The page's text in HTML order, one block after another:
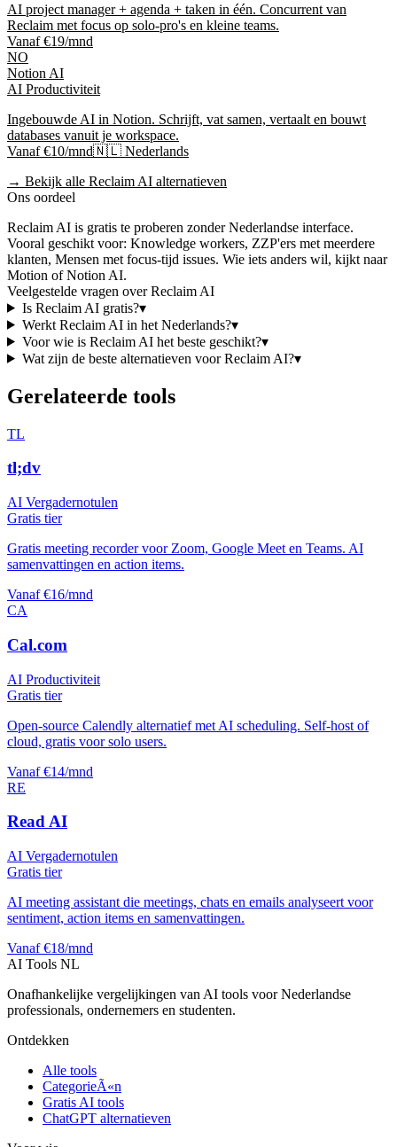
AI project manager + agenda + taken in één. Concurrent van
Reclaim met focus op solo-pro's en kleine teams.
Vanaf €19/mnd
NO
Notion AI
AI Productiviteit
Ingebouwde AI in Notion. Schrijft, vat samen, vertaalt en bouwt
databases vanuit je workspace.
Vanaf €10/mnd🇳🇱 Nederlands
→ Bekijk alle Reclaim AI alternatieven
Ons oordeel
Reclaim AI is gratis te proberen zonder Nederlandse interface.
Vooral geschikt voor: Knowledge workers, ZZP'ers met meerdere
klanten, Mensen met focus-tijd issues. Wie iets anders wil, kijkt naar
Motion of Notion AI.
Veelgestelde vragen overReclaim AI
Is Reclaim AIgratis?▾
Werkt Reclaim AIin het Nederlands?▾
Voor wie is Reclaim AIhet beste geschikt?▾
Wat zijn de beste alternatieven voorReclaim AI?▾
Gerelateerde tools
TL
tl;dv
AI Vergadernotulen
Gratis tier
Gratis meeting recorder voor Zoom, Google Meet en Teams. AI
samenvattingen en action items.
Vanaf €16/mnd
CA
Cal.com
AI Productiviteit
Gratis tier
Open-source Calendly alternatief met AI scheduling. Self-host of
cloud, gratis voor solo users.
Vanaf €14/mnd
RE
Read AI
AI Vergadernotulen
Gratis tier
AI meeting assistant die meetings, chats en emails analyseert voor
sentiment, action items en samenvattingen.
Vanaf €18/mnd
AI Tools NL
Onafhankelijke vergelijkingen van AI tools voor Nederlandse
professionals, ondernemers en studenten.
Ontdekken
Alle tools
CategorieÃ«n
Gratis AI tools
ChatGPT alternatieven